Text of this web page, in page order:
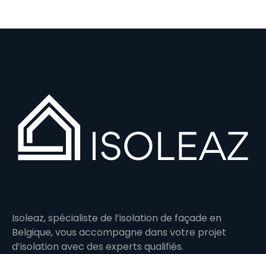
Isoleaz, spécialiste de l’isolation de façade en
Belgique, vous accompagne dans votre projet
d’isolation avec des experts qualifiés.